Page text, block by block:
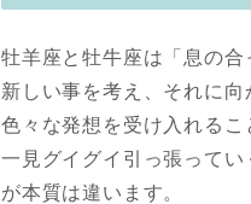
牡羊座と牡牛座は「息の合
新しい事を考え、それに
色々な発想を受け入れるこ
一見グイグイ引っ張って
が本質は違います。